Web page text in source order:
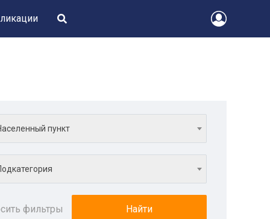
пункт
фильтры